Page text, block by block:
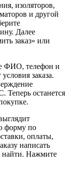
изоляторов,
и другой
Далее
заказ» или
ФИО, телефон и
заказа.
Теперь останется
форму по
оплаты,
написать
найти. Нажмите